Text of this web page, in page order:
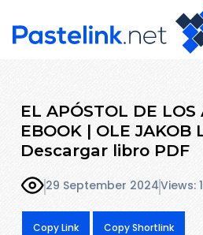
EL APÓSTOL DE LOS
EBOOK | OLE JAKOB
Descargar libro PDF
29 September 2024Views:
Copy Link Copy Shortlink